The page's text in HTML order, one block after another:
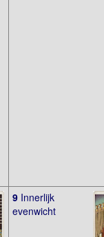
9 Innerlijk
evenwicht